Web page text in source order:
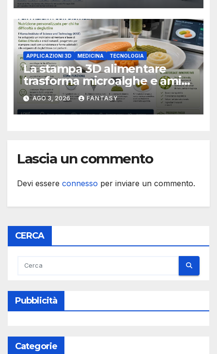
APPLICAZIONI 3D MEDICINA TECNOLOGIA
La stampa 3D alimentare
trasforma microalghe e amidi
in pasti personalizzati per i
pazienti con disfagia
AGO 3, 2026 FANTASY
Lascia un commento
Devi essere connesso per inviare un commento.
CERCA
Pubblicità
Categorie